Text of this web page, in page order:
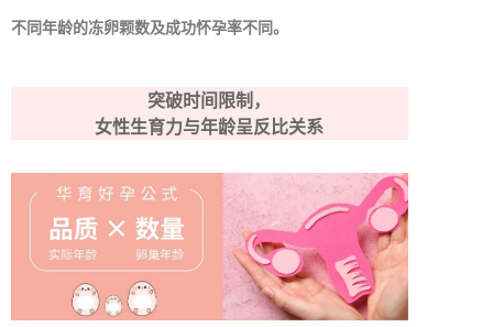
不同年龄的冻卵颗数及成功怀孕率不同。
突破时间限制，
女性生育力与年龄呈反比关系